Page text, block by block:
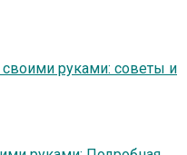
руками: советы и